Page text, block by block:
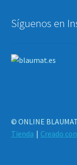
Síguenos en
© ONLINE
Tienda
Creado